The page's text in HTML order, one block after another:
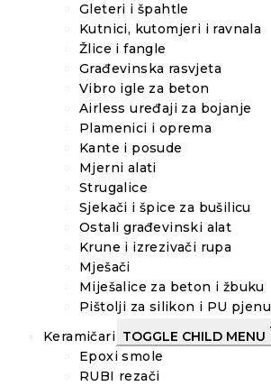
Gleteri i špahtle
Kutnici, kutomjeri i ravnala
Žlice i fangle
Građevinska rasvjeta
Vibro igle za beton
Airless uređaji za bojanje
Plamenici i oprema
Kante i posude
Mjerni alati
Strugalice
Sjekači i špice za bušilicu
Ostali građevinski alat
Krune i izrezivači rupa
Mješači
Miješalice za beton i žbuku
Pištolji za silikon i PU pjenu
Keramičari TOGGLE CHILD MENU
Epoxi smole
RUBI rezači